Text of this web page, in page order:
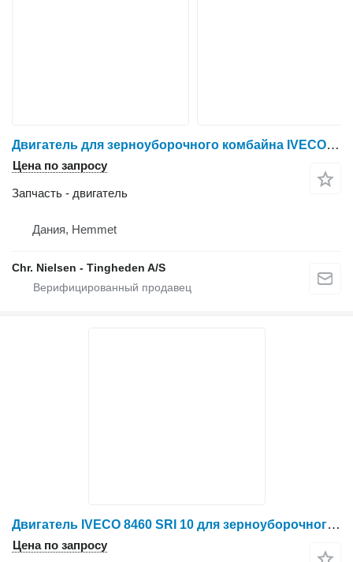
Двигатель для зерноуборочного комбайна IVECO F3AE0684P E905
Цена по запросу
Запчасть - двигатель
Дания, Hemmet
Chr. Nielsen - Tingheden A/S
Двигатель IVECO 8460 SRI 10 для зерноуборочного комбайна New Holland TX68 Plus
Цена по запросу